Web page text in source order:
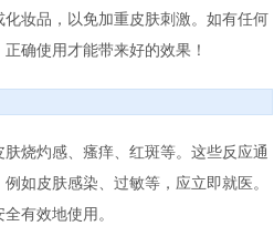
妆品，以免加重皮肤刺激。如有任何
确使用才能带来好的效果！
烧灼感、瘙痒、红斑等。这些反应通
如皮肤感染、过敏等，应立即就医。
有效地使用。